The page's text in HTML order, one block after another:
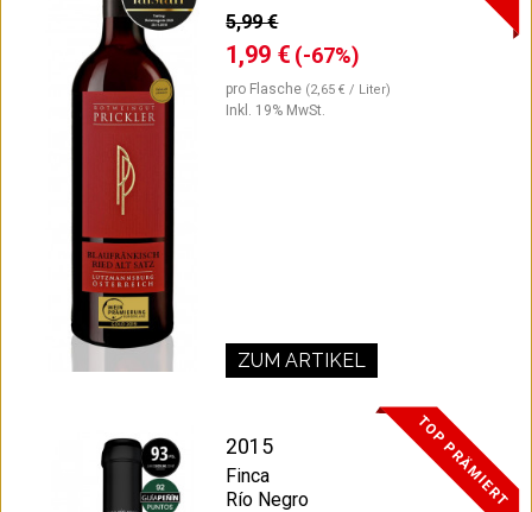
5,99 €
1,99 € (-67%)
pro Flasche (2,65 € / Liter)
Inkl. 19% MwSt.
ZUM ARTIKEL
TOP PRÄMIERT
2015
Finca
Río Negro